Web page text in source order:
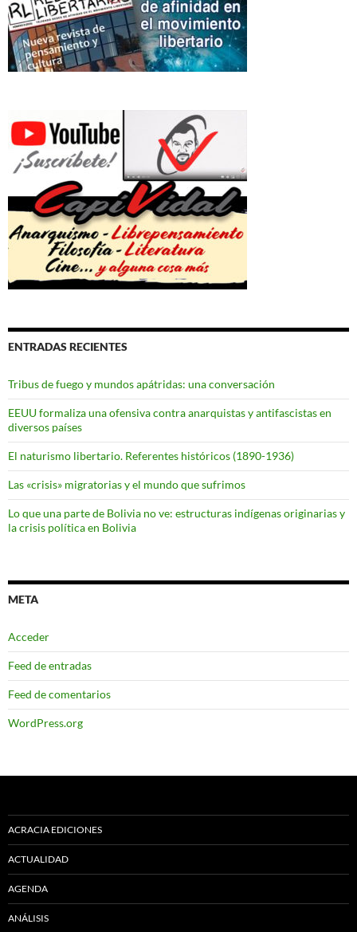
ENTRADAS RECIENTES
Tribus de fuego y mundos apátridas: una conversación
EEUU formaliza una ofensiva contra anarquistas y antifascistas en
diversos países
El naturismo libertario. Referentes históricos (1890-1936)
Las «crisis» migratorias y el mundo que sufrimos
Lo que una parte de Bolivia no ve: estructuras indígenas originarias y
la crisis política en Bolivia
META
Acceder
Feed de entradas
Feed de comentarios
WordPress.org
ACRACIA EDICIONES
ACTUALIDAD
AGENDA
ANÁLISIS